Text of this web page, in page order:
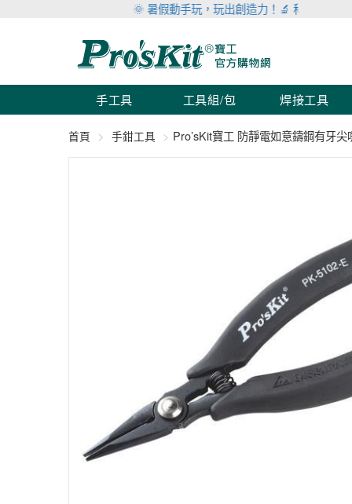
🌞 暑假動手玩，玩出創造力！🔬 科學玩具滿
手工具 工具組/包 焊接工具
首頁 手鉗工具 Pro’sKit寶工 防靜電如意鑄鋼有牙尖